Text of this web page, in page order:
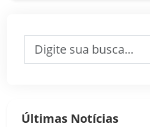
Últimas Notícias